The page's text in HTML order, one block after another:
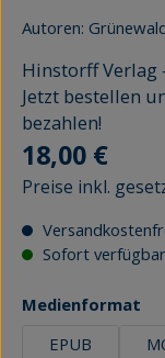
Autoren:
Hinstorff Verlag
Jetzt bestellen
bezahlen!
Regulärer Preis:
18,00 €
Preise inkl.
Sofort
Medienformat
EPUB